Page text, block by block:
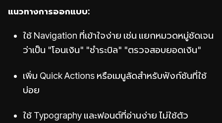
แนวทางการออกแบบ:
ใช้ Navigation ที่เข้าใจง่าย เช่น แยกหมวดหมู่ชัดเจน
ว่าเป็น "โอนเงิน" "ชำระบิล" "ตรวจสอบยอดเงิน"
เพิ่ม Quick Actions หรือเมนูลัดสำหรับฟังก์ชันที่ใช้
บ่อย
ใช้ Typography และฟอนต์ที่อ่านง่าย ไม่ใช้ตัว